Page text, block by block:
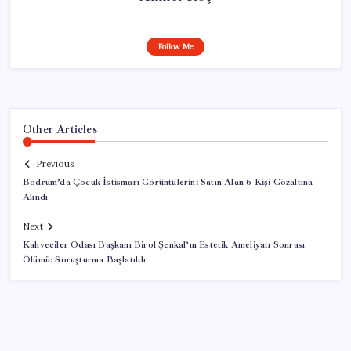
Follow Me
Other Articles
Previous
Bodrum’da Çocuk İstismarı Görüntülerini Satın Alan 6 Kişi Gözaltına
Alındı
Next
Kahveciler Odası Başkanı Birol Şenkal’ın Estetik Ameliyatı Sonrası
Ölümü: Soruşturma Başlatıldı